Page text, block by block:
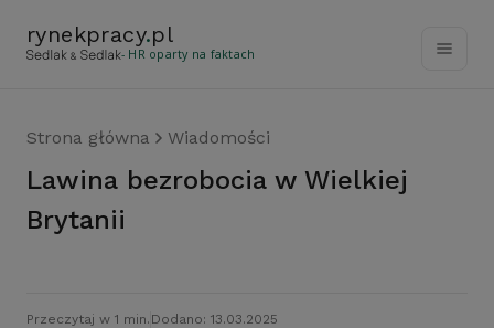
rynekpracy.pl
- HR oparty na faktach
Strona główna Wiadomości
Lawina bezrobocia w Wielkiej
Brytanii
Przeczytaj w 1 min. Dodano: 13.03.2025